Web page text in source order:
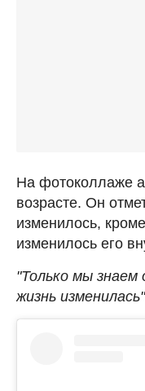
На фотоколлаже
возрасте. Он
изменилось,
изменилось его
"Только мы
жизнь